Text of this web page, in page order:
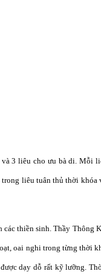
và 3 liêu cho ưu bà di. Mỗi
trong liêu tuân thủthời khóa
các thiền sinh. Thầy Thông
ạt, oai nghi trong từng thời
c dạy dỗ rất kỹ lưỡng. Th